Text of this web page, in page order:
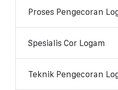
Proses Pengecoran
Spesialis Cor Logam
Teknik Pengecoran